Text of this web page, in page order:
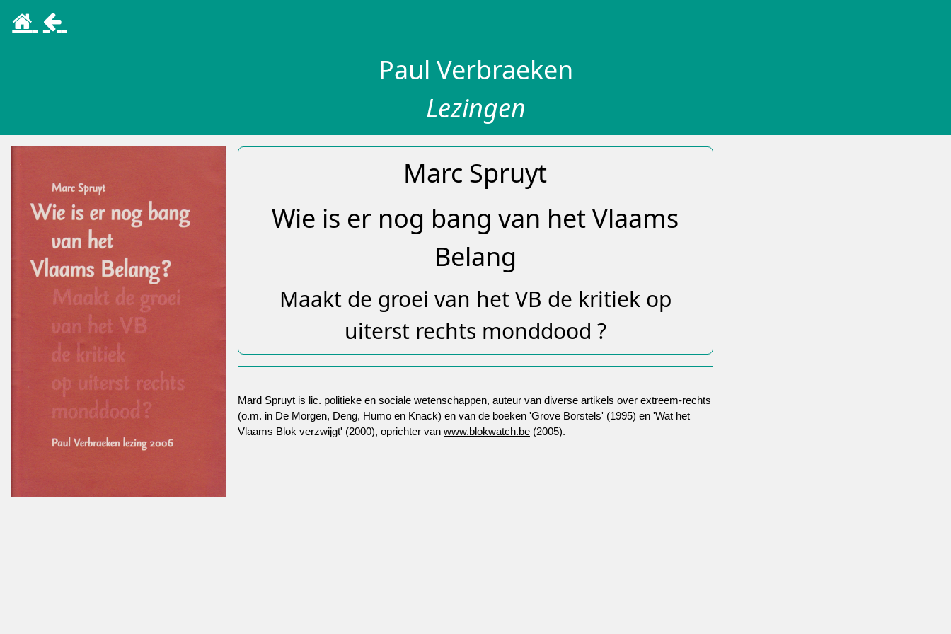
Paul Verbraeken
Lezingen
Marc Spruyt
Wie is er nog bang van het Vlaams
Belang
Maakt de groei van het VB de kritiek op
uiterst rechts monddood ?
Mard Spruyt is lic. politieke en sociale wetenschappen, auteur van diverse artikels over extreem-rechts
(o.m. in De Morgen, Deng, Humo en Knack) en van de boeken 'Grove Borstels' (1995) en 'Wat het
Vlaams Blok verzwijgt' (2000), oprichter van www.blokwatch.be(2005).